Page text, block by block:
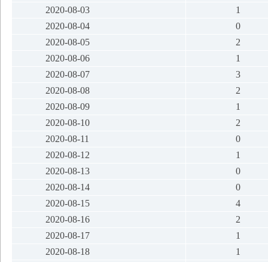
2020-08-03
1
2020-08-04
0
2020-08-05
2
2020-08-06
1
2020-08-07
3
2020-08-08
2
2020-08-09
1
2020-08-10
2
2020-08-11
0
2020-08-12
1
2020-08-13
0
2020-08-14
0
2020-08-15
4
2020-08-16
2
2020-08-17
1
2020-08-18
1